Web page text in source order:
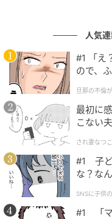
ぐは出せない」と言
ませんでした。
Aさんがどのような
せん。家を提供して
たのかもしれません
った金額を突然提示
ま支払うことには、
けれど、子どもたち
たくありません。ほ
局その日はAさんに言
人気
#1 「え
ので、
クチャ
旦那の不倫
最初に
こない
され妻なつこ
#1 子ど
な？な
SNSに子供
#1 「マ